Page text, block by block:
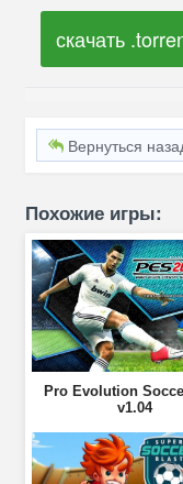
скачать
Вернуться
Похожие игры:
Pro Evolution
v1.04